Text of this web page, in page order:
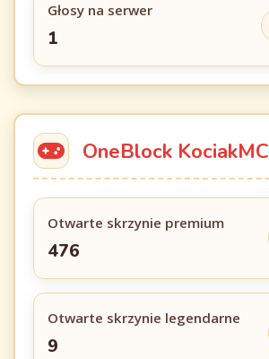
Głosy na serwer
1
OneBlock KociakMC
Otwarte skrzynie premium
476
Otwarte skrzynie legendarne
9